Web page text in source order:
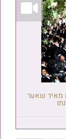
מאיר שאער